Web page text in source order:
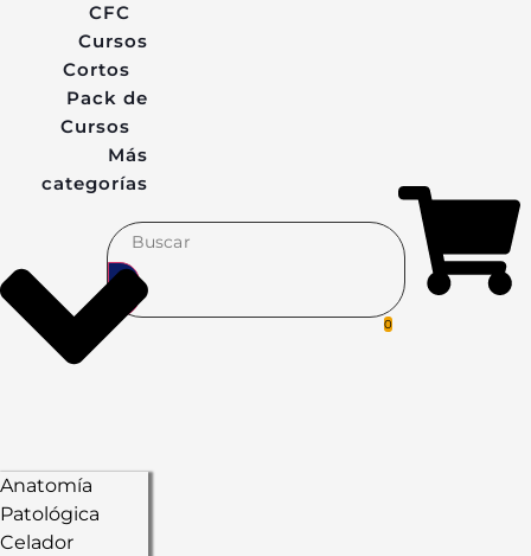
CFC
Cursos
Cortos
Pack de
Cursos
Más
categorías
Anatomía
Patológica
Celador
0